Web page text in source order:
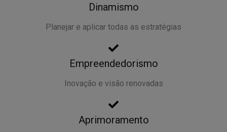
Dinamismo
Planejar e aplicar todas as estratégias
Empreendedorismo
Inovação e visão renovadas
Aprimoramento